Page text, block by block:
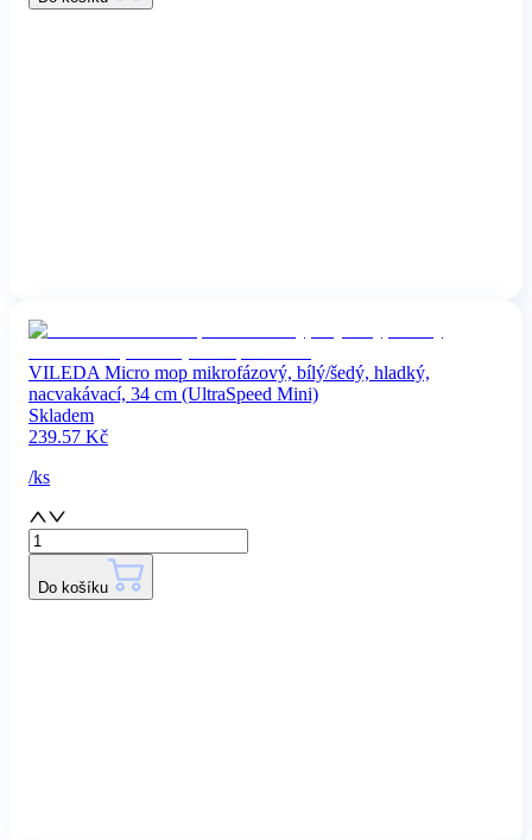
VILEDA Micro mop mikrofázový, bílý/šedý, hladký,
nacvakávací, 34 cm (UltraSpeed Mini)
Skladem
239.57 Kč
/ks
Do košíku